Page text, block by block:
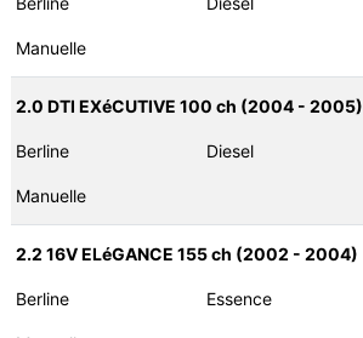
Manuelle
2.0 DTI EXéCUTIVE 100 ch (2004 - 2005)
Berline Diesel
Manuelle
2.2 16V ELéGANCE 155 ch (2002 - 2004)
Berline Essence